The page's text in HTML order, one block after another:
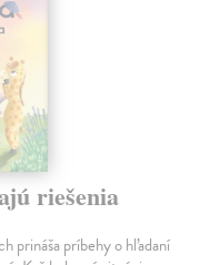
riešenia
prináša príbehy o hľadaní